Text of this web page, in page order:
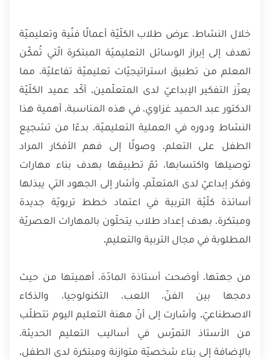
خلال النشاط، عرض طلاب الكلّيّة أعمالًا فنًية وتعليميّة
تهدف إلى إبراز الوسائل التعليميّة المبتكرة الّتي تُمكّن
المعلم من تطبيق استراتيجيّات تعليميّة تفاعليّة، مما
يعزّز التفكير الإبداعيّ لدى المتعلّمين. أكّد عميد الكلّيّة
الدكتور عبد الحميد غزاوي، في هذه المناسبة، أهمية هذا
النشاط ودوره في العملية التعليميّة، بدءًا من تشجيع
الطفل على التعلم، وصولًا إلى فهم الأفكار المراد
توصيلها واكتسابها، ثمّ تطبيقها بهدف بناء مهارات
وفكر إبداعيّ لدى المتعلّم. وأشار إلى الجهود التي يبذلها
أساتذة كلّيّة التربية في اعتماد خطط تربويّة جديدة
ومبتكرة، بهدف إعداد طلاب يتحلّون بالمهارات العصريّة
المطلوبة في مجال التربية والتعليم.
من جهتها، أوضحت أستاذة المادّة، أهميتها من حيث
دمجها بين الفنّ، اللعب، التكنولوجيا، والذكاء
الاصطناعيّ. وأشارت إلى أنّ مهنة التعليم اليوم تتطلّب
من الأستاذ التمرّس في أساليب التعليم الحديثة،
بالإضافة إلى بناء شخصيّة متوازنة ومبتكرة لدى الطفل.